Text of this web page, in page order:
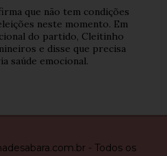
que não tem condições
neste momento. Em
do partido, Cleitinho
e disse que precisa
saúde emocional.
- Todos os